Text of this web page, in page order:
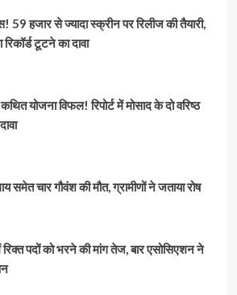
59 हजार से ज्यादा स्क्रीन पर रिलीज की तैयारी,
टूटने का दावा
योजना विफल! रिपोर्ट में मोसाद के दो वरिष्ठ
समेत चार गौवंश की मौत, ग्रामीणों ने जताया रोष
पदों को भरने की मांग तेज, बार एसोसिएशन ने